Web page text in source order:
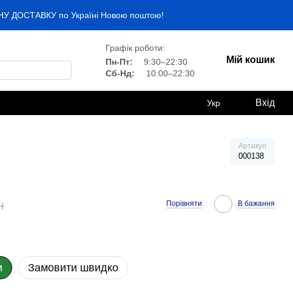
ДОСТАВКУ по Україні Новою поштою!
Графік роботи:
Пн-Пт:
9:30–22:30
Сб-Нд:
10:00–22:30
Мій кошик
Укр Вхід
Артикул
000138
Порівняти В бажання
Замовити швидко